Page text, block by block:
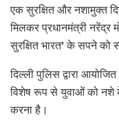
एक सुरक्षित और नशामुक्त
मिलकर प्रधानमंत्री नरेंद्र
सुरक्षित भारत’ के सपने को
दिल्ली पुलिस द्वारा
विशेष रूप से युवाओं को नशे
करना है।